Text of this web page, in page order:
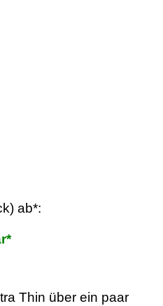
ab*:
Thin über ein paar